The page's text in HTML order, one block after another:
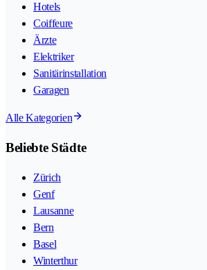
Hotels
Coiffeure
Ärzte
Elektriker
Sanitärinstallation
Garagen
Alle Kategorien
Beliebte Städte
Zürich
Genf
Lausanne
Bern
Basel
Winterthur